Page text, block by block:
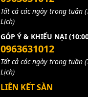
Tất cả các ngày trong tuần
Lịch)
GÓP Ý & KHIẾU NẠI
0963631012
Tất cả các ngày trong tuần
Lịch)
LIÊN KẾT SÀN